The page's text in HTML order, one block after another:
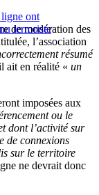
ligne ont
terroriste
de modération des
l’association
résumé
ait en réalité « un
imposées aux
ou le
dont l’activité sur
de connexions
sur le territoire
ne devrait donc